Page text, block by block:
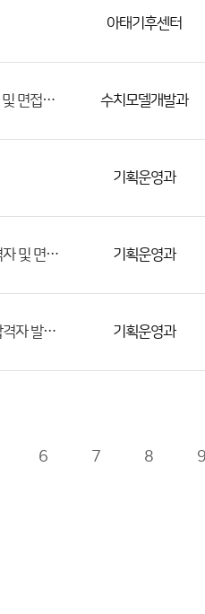
아태기후센터
2025년도 제1회 수치모델링센터 공무직 근로자 채용 서류전형 합격자 및 면접시험 일정 공고 수치모델개발과
기획운영과
2025년 광주지방기상청 방재기상지원관(기간제근로자) 서류전형 합격자 및 면접전형 일정 공고 기획운영과
2025년도 제주지방기상청 방재기상지원관(기간제근로자) 서류전형 합격자 발표 및 면접전형 일정 공고 기획운영과
6 7 8 9